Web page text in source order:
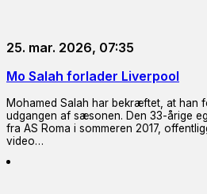
25. mar. 2026, 07:35
Mo Salah forlader Liverpool
Mohamed Salah har bekræftet, at han
udgangen af sæsonen. Den 33-årige
fra AS Roma i sommeren 2017,
video…